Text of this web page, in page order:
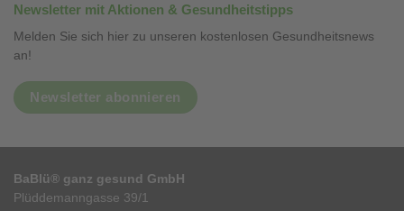
Newsletter mit Aktionen & Gesundheitstipps
Melden Sie sich hier zu unseren kostenlosen Gesundheitsnews
an!
Newsletter abonnieren
BaBlü® ganz gesund GmbH
Plüddemanngasse 39/1